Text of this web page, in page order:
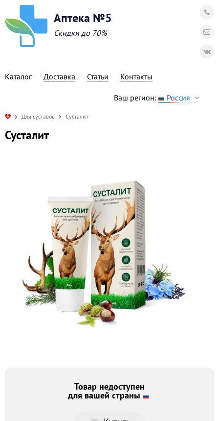
Аптека №5
Скидки до 70%
Каталог Доставка Статьи Контакты
Ваш регион: Россия
Для суставов Сусталит
Сусталит
Товар недоступен
для вашей страны